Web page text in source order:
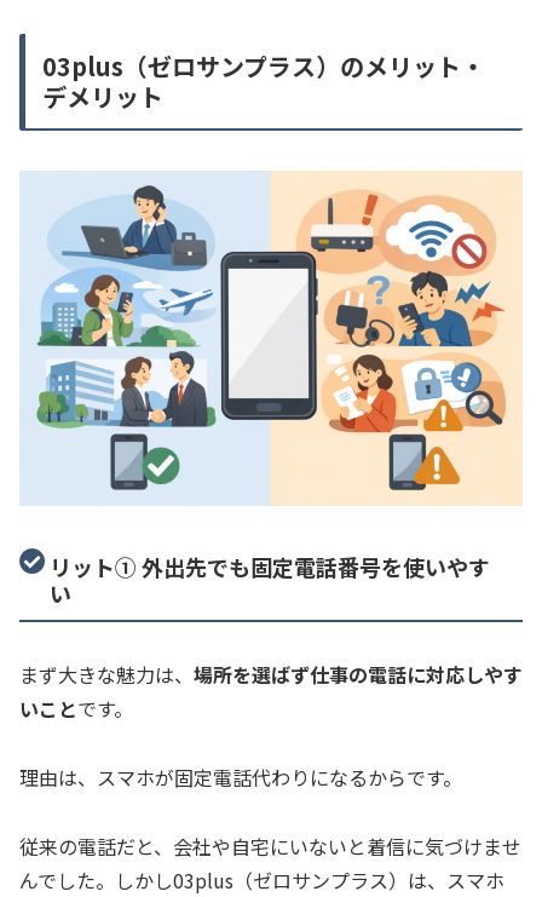
03plus（ゼロサンプラス）のメリット・
デメリット
リット① 外出先でも固定電話番号を使いやす
い
まず大きな魅力は、 場所を選ばず仕事の電話に対応しやす
いことです。
理由は、スマホが固定電話代わりになるからです。
従来の電話だと、会社や自宅にいないと着信に気づけませ
んでした。しかし03plus（ゼロサンプラス）は、スマホ